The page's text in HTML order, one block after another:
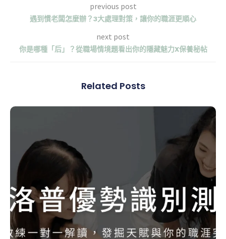
previous post
遇到慣老闆怎麼辦？3大處理對策，讓你的職涯更順心
next post
你是哪種「后」？從職場情境題看出你的隱藏魅力X保養秘帖
Related Posts